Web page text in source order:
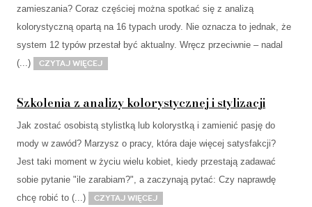
zamieszania? Coraz częściej można spotkać się z analizą
kolorystyczną opartą na 16 typach urody. Nie oznacza to jednak, że
system 12 typów przestał być aktualny. Wręcz przeciwnie – nadal
(...)
Czytaj więcej
Szkolenia z analizy kolorystycznej i stylizacji
Jak zostać osobistą stylistką lub kolorystką i zamienić pasję do
mody w zawód? Marzysz o pracy, która daje więcej satysfakcji?
Jest taki moment w życiu wielu kobiet, kiedy przestają zadawać
sobie pytanie "ile zarabiam?", a zaczynają pytać: Czy naprawdę
chcę robić to (...)
Czytaj więcej